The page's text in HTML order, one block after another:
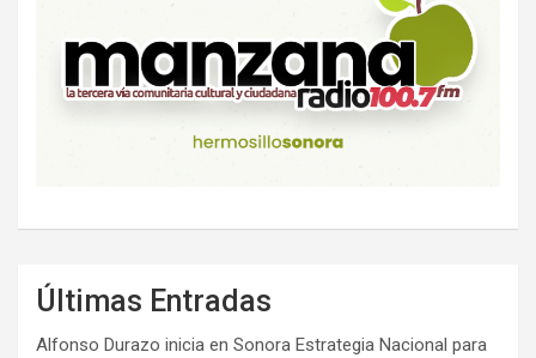
Últimas Entradas
Alfonso Durazo inicia en Sonora Estrategia Nacional para